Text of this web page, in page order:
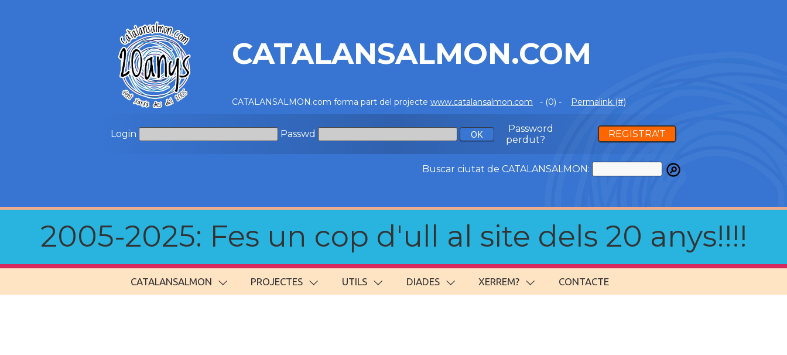
CATALANSALMON.COM
CATALANSALMON.com forma part del projecte www.catalansalmon.com - (0) - Permalink (#)
Login Passwd
Password
perdut?
REGISTRA'T
Buscar ciutat de CATALANSALMON:
2005-2025: Fes un cop d'ull al site dels 20 anys!!!!
CATALANSALMON PROJECTES UTILS DIADES XERREM? CONTACTE